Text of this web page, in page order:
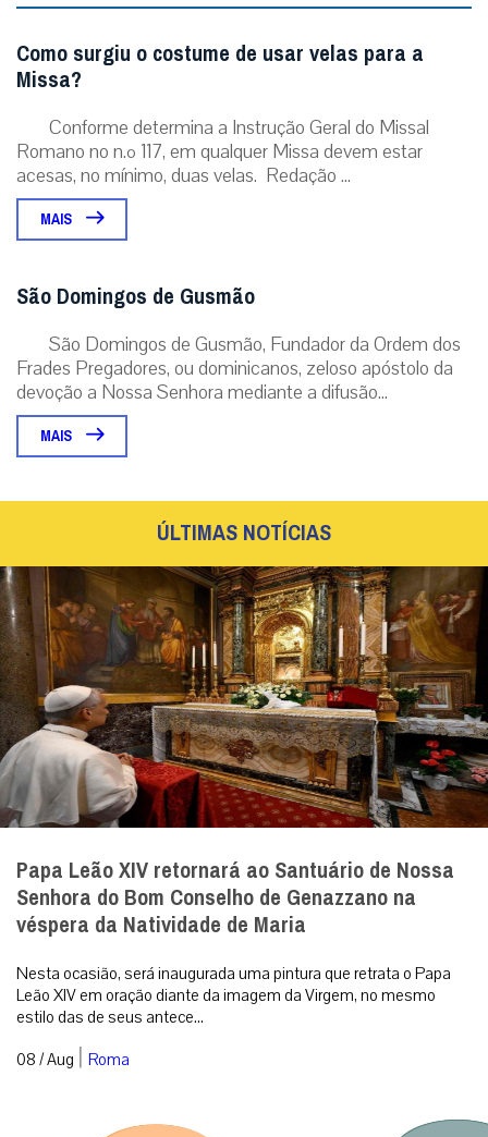
Como surgiu o costume de usar velas para a
Missa?
Conforme determina a Instrução Geral do Missal
Romano no n.º 117, em qualquer Missa devem estar
acesas, no mínimo, duas velas. Redação ...
MAIS
São Domingos de Gusmão
São Domingos de Gusmão, Fundador da Ordem dos
Frades Pregadores, ou dominicanos, zeloso apóstolo da
devoção a Nossa Senhora mediante a difusão...
MAIS
ÚLTIMAS NOTÍCIAS
Papa Leão XIV retornará ao Santuário de Nossa
Senhora do Bom Conselho de Genazzano na
véspera da Natividade de Maria
Nesta ocasião, será inaugurada uma pintura que retrata o Papa
Leão XIV em oração diante da imagem da Virgem, no mesmo
estilo das de seus antece...
08 / Aug | Roma